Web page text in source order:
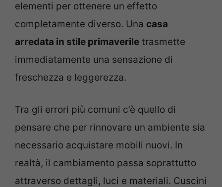
elementi per ottenere un effetto
completamente diverso. Una casa
arredata in stile primaverile trasmette
immediatamente una sensazione di
freschezza e leggerezza.
Tra gli errori più comuni c’è quello di
pensare che per rinnovare un ambiente sia
necessario acquistare mobili nuovi. In
realtà, il cambiamento passa soprattutto
attraverso dettagli, luci e materiali. Cuscini